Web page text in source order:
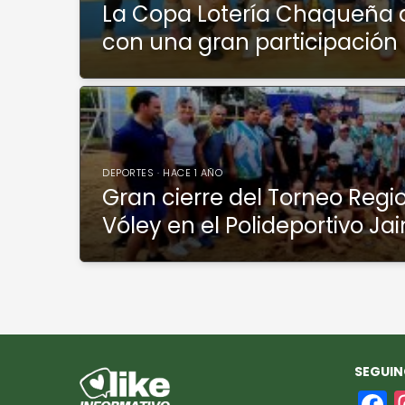
La Copa Lotería Chaqueña
con una gran participación
DEPORTES · HACE 1 AÑO
Gran cierre del Torneo
Vóley en el Polideportivo